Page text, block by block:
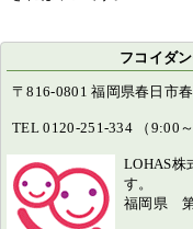
フコイダ
〒816-0801 福岡県春日市
TEL 0120-251-334 （9:00～
LOHAS株
す。
福岡県